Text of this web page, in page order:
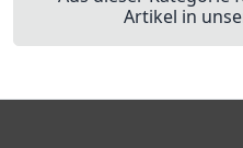
Artikel in